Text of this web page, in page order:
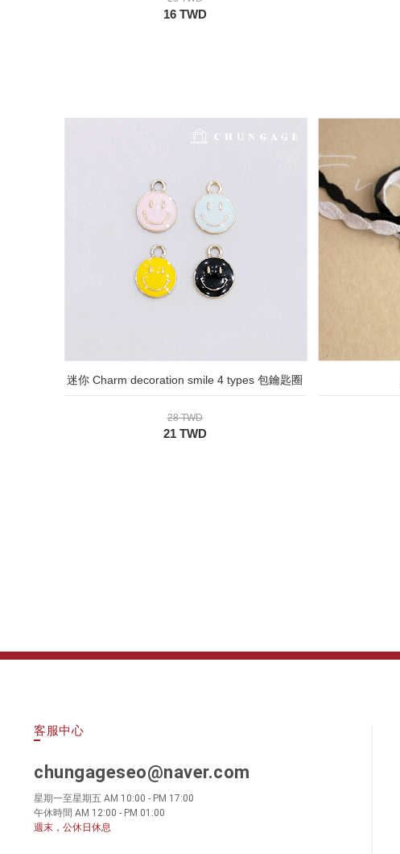
16 TWD
迷你 Charm decoration smile 4 types 包鑰匙圈
28 TWD
21 TWD
客服中心
chungageseo@naver.com
星期一至星期五 AM 10:00 - PM 17:00
午休時間 AM 12:00 - PM 01:00
週末，公休日休息